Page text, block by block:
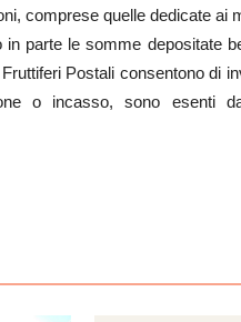
comprese quelle dedicate ai
parte le somme depositate
Postali consentono di
o incasso, sono esenti